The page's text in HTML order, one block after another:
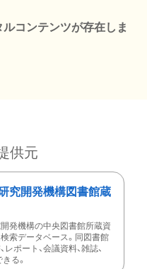
コンテンツが存在しま
供元
究開発機構図書館蔵
発機構の中央図書館所蔵資
索データベース。同図書館
ポート、会議資料、雑誌、
る。